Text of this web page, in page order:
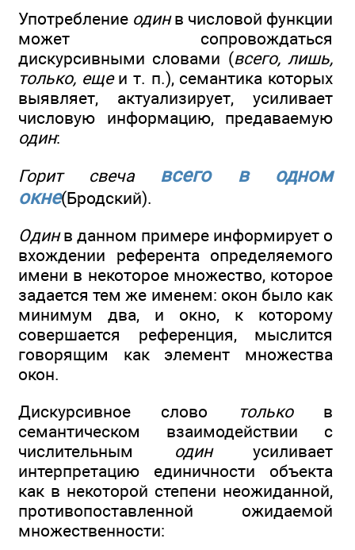
Употребление одинв числовой функции
может сопровождаться
дискурсивными словами (всего, лишь,
только, ещеи т. п.), семантика которых
выявляет, актуализирует, усиливает
числовую информацию, предаваемую
один:
Горит свеча всего в одном
окне(Бродский).
Одинв данном примере информирует о
вхождении референта определяемого
имени в некоторое множество, которое
задается тем же именем: окон было как
минимум два, и окно, к которому
совершается референция, мыслится
говорящим как элемент множества
окон.
Дискурсивное слово
тольков
семантическом взаимодействии с
числительным одинусиливает
интерпретацию единичности объекта
как в некоторой степени неожиданной,
противопоставленной ожидаемой
множественности: